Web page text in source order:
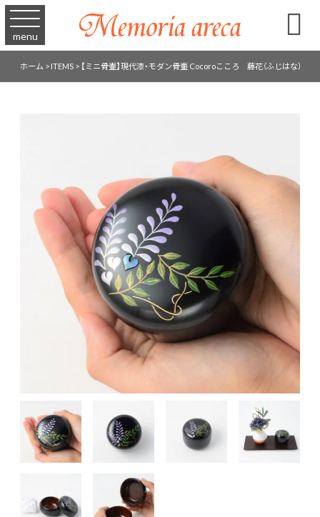
menu 
ホーム>ITEMS> 【ミニ骨壷】現代漆・モダン骨壷 Cocoroこころ 藤花（ふじはな）